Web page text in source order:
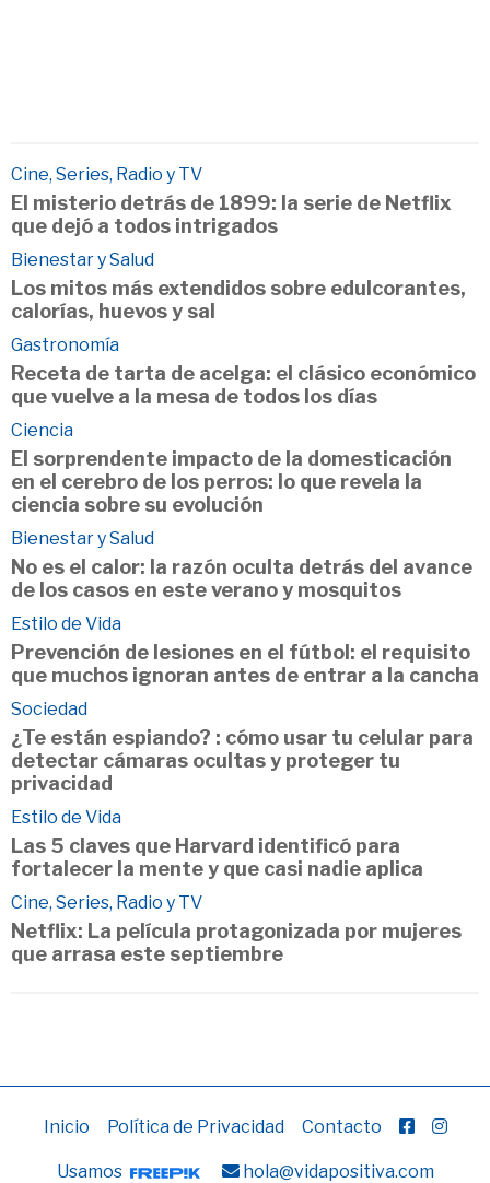
Cine, Series, Radio y TV
El misterio detrás de 1899: la serie de Netflix
que dejó a todos intrigados
Bienestar y Salud
Los mitos más extendidos sobre edulcorantes,
calorías, huevos y sal
Gastronomía
Receta de tarta de acelga: el clásico económico
que vuelve a la mesa de todos los días
Ciencia
El sorprendente impacto de la domesticación
en el cerebro de los perros: lo que revela la
ciencia sobre su evolución
Bienestar y Salud
No es el calor: la razón oculta detrás del avance
de los casos en este verano y mosquitos
Estilo de Vida
Prevención de lesiones en el fútbol: el requisito
que muchos ignoran antes de entrar a la cancha
Sociedad
¿Te están espiando? : cómo usar tu celular para
detectar cámaras ocultas y proteger tu
privacidad
Estilo de Vida
Las 5 claves que Harvard identificó para
fortalecer la mente y que casi nadie aplica
Cine, Series, Radio y TV
Netflix: La película protagonizada por mujeres
que arrasa este septiembre
Inicio Política de Privacidad Contacto
Usamos hola@vidapositiva.com